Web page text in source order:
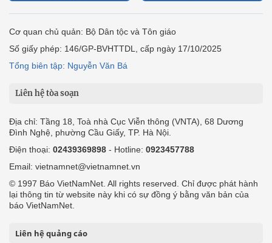
Cơ quan chủ quản: Bộ Dân tộc và Tôn giáo
Số giấy phép: 146/GP-BVHTTDL, cấp ngày 17/10/2025
Tổng biên tập: Nguyễn Văn Bá
Liên hệ tòa soạn
Địa chỉ: Tầng 18, Toà nhà Cục Viễn thông (VNTA), 68 Dương
Đình Nghệ, phường Cầu Giấy, TP. Hà Nội.
Điện thoại: 02439369898 - Hotline: 0923457788
Email: vietnamnet@vietnamnet.vn
© 1997 Báo VietNamNet. All rights reserved. Chỉ được phát hành
lại thông tin từ website này khi có sự đồng ý bằng văn bản của
báo VietNamNet.
Liên hệ quảng cáo